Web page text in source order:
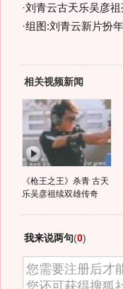
·刘青云古天乐吴彦
·组图:刘青云新片扮
相关视频新闻
《枪王之王》杀青 古天
乐吴彦祖续双雄传奇
我来说两句(0)